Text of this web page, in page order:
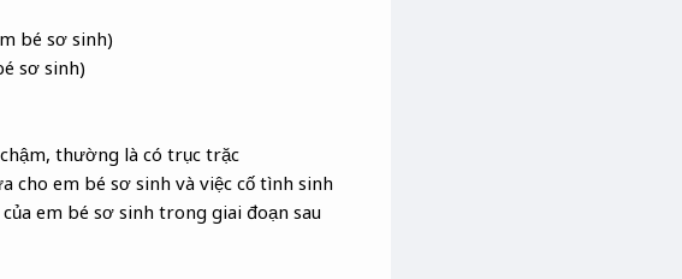
bé sơ sinh)
sơ sinh)
thường là có trục trặc
cho em bé sơ sinh và việc cố tình sinh
em bé sơ sinh trong giai đoạn sau